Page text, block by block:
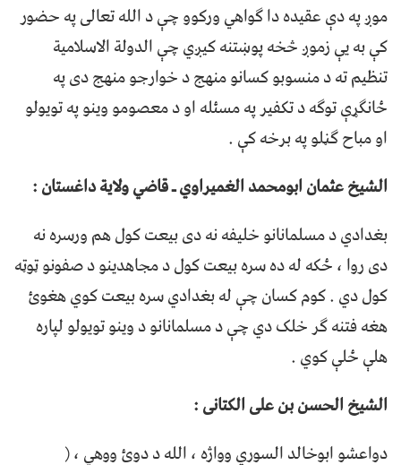
موږ په دې عقیده دا ګواهي ورکوو چې د الله تعالی په حضور
کې به یې زموږ څخه پوښتنه کیږي چې الدولة الاسلامیة
تنظیم ته د منسوبو کسانو منهج د خوارجو منهج دی په
ځانګړې توګه د تکفیر په مسئله او د معصومو وینو په تویولو
او مباح ګڼلو په برخه کې .
الشیخ عثمان ابومحمد الغمیراوي ـ قاضي ولایة داغستان :
بغدادي د مسلمانانو خلیفه نه دی بیعت کول هم ورسره نه
دی روا ، ځکه له ده سره بیعت کول د مجاهدینو د صفونو ټوټه
کول دي . کوم کسان چې له بغدادي سره بیعت کوي هغوئ
هغه فتنه ګر خلک دي چې د مسلمانانو د وینو تویولو لپاره
هلې ځلې کوي .
الشیخ الحسن بن علی الکتانی :
دواعشو ابوخالد السوري وواژه ، الله د دوئ ووهي ، (